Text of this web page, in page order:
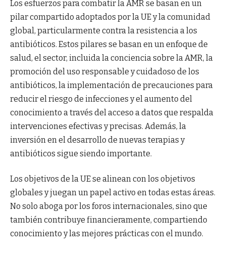
Los esfuerzos para combatir la AMR se basan en un
pilar compartido adoptados por la UE y la comunidad
global, particularmente contra la resistencia a los
antibióticos. Estos pilares se basan en un enfoque de
salud, el sector, incluida la conciencia sobre la AMR, la
promoción del uso responsable y cuidadoso de los
antibióticos, la implementación de precauciones para
reducir el riesgo de infecciones y el aumento del
conocimiento a través del acceso a datos que respalda
intervenciones efectivas y precisas. Además, la
inversión en el desarrollo de nuevas terapias y
antibióticos sigue siendo importante.
Los objetivos de la UE se alinean con los objetivos
globales y juegan un papel activo en todas estas áreas.
No solo aboga por los foros internacionales, sino que
también contribuye financieramente, compartiendo
conocimiento y las mejores prácticas con el mundo.